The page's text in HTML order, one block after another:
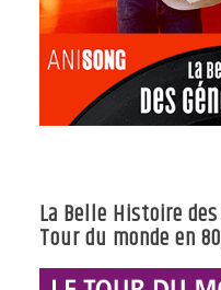
La Belle Histoire
Tour du monde en